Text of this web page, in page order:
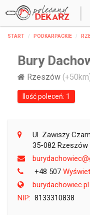
START PODKARPACKIE
Bury
Rzeszów
Ilość poleceń: 1
Ul. Zawiszy
35-082 Rzeszów
+48 507
burydachowiec.pl
NIP: 8133310838